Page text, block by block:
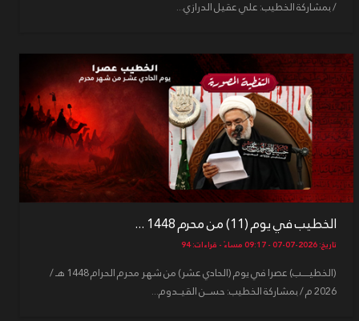
/ بمشاركة الخطيب: علي عقيل الدرازي...
الخطيب في يوم (11) من محرم 1448 ...
تاريخ: 2026-07-07 - 09:17 مساءً - قراءات: 94
(الخطيـــــب) عصرا في يوم (الحادي عشر) من شهر محرم الحرام 1448 هـ /
2026 م / بمشاركة الخطيب: حســن القيــدوم...